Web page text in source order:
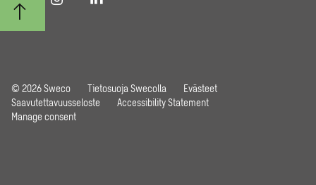
© 2026 Sweco Tietosuoja Swecolla
Evästeet
Saavutettavuusseloste
Accessibility Statement
Manage consent